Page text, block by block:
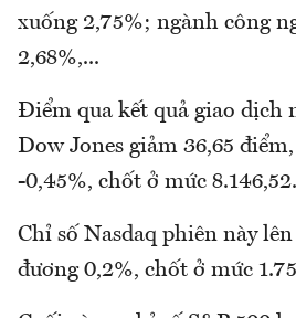
xuống 2,75%; ngành công
2,68%,...
Điểm qua kết quả giao dịch
Dow Jones giảm 36,65
-0,45%, chốt ở mức 8.146,52.
Chỉ số Nasdaq phiên này
đương 0,2%, chốt ở mức